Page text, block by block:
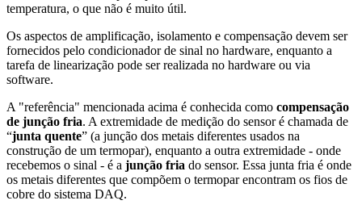
temperatura, o que não é muito útil.
Os aspectos de amplificação, isolamento e compensação devem ser
fornecidos pelo condicionador de sinal no hardware, enquanto a
tarefa de linearização pode ser realizada no hardware ou via
software.
A "referência" mencionada acima é conhecida como compensação
de junção fria. A extremidade de medição do sensor é chamada de
“junta quente” (a junção dos metais diferentes usados ​​na
construção de um termopar), enquanto a outra extremidade - onde
recebemos o sinal - é a junção fria do sensor. Essa junta fria é onde
os metais diferentes que compõem o termopar encontram os fios de
cobre do sistema DAQ.